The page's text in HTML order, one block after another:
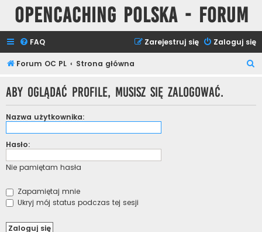
Opencaching Polska - Forum
FAQ Zaloguj się
Zarejestruj się
Forum OC PL Strona główna
k
Aby oglądać profile, musisz się zalogować.
Nazwa użytkownika:
Hasło:
Nie pamiętam hasła
Zapamiętaj mnie
Ukryj mój status podczas tej sesji